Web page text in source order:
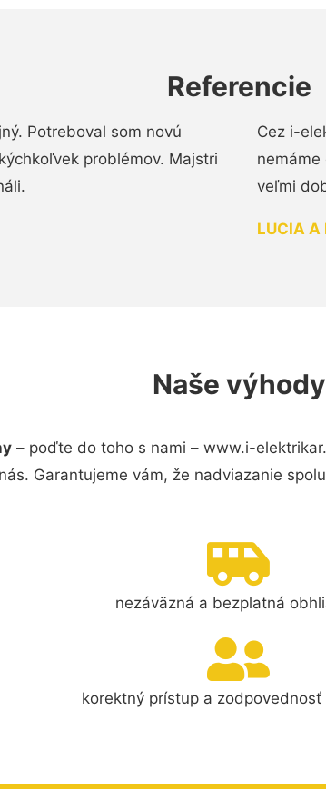
Referencie
Potreboval som novú
problémov. Majstri
Cez i-
nemáme
veľmi
LUCIA A
Naše výhody
– poďte do toho s nami – www.i-
Garantujeme vám, že nadviazanie
nezáväzná a bezplatná
korektný prístup a zodpovednosť